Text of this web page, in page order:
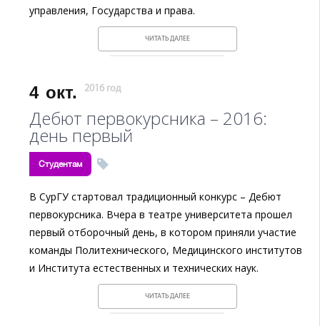
управления, Государства и права.
ЧИТАТЬ ДАЛЕЕ
4 окт. 2016 год
Дебют первокурсника – 2016:
день первый
Студентам
В СурГУ стартовал традиционный конкурс – Дебют
первокурсника. Вчера в театре университета прошел
первый отборочный день, в котором приняли участие
команды Политехнического, Медицинского институтов
и Института естественных и технических наук.
ЧИТАТЬ ДАЛЕЕ